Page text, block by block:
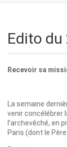
Edito
Recevoir sa
La semaine
venir concélébrer
l’archevêché, en
Paris (dont le Père